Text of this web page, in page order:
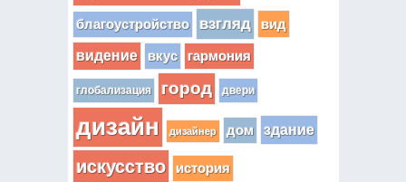
благоустройство взгляд вид
видение вкус гармония
глобализация город двери
дизайн дизайнер дом здание
искусство история